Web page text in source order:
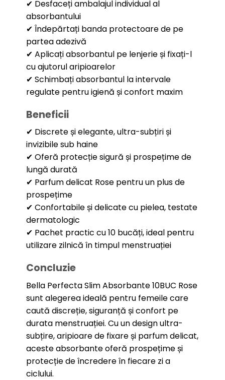
✔ Desfaceți ambalajul individual al
absorbantului
✔ Îndepărtați banda protectoare de pe
partea adezivă
✔ Aplicați absorbantul pe lenjerie și fixați-l
cu ajutorul aripioarelor
✔ Schimbați absorbantul la intervale
regulate pentru igienă și confort maxim
Beneficii
✔ Discrete și elegante, ultra-subțiri și
invizibile sub haine
✔ Oferă protecție sigură și prospețime de
lungă durată
✔ Parfum delicat Rose pentru un plus de
prospețime
✔ Confortabile și delicate cu pielea, testate
dermatologic
✔ Pachet practic cu 10 bucăți, ideal pentru
utilizare zilnică în timpul menstruației
Concluzie
Bella Perfecta Slim Absorbante 10BUC Rose
sunt alegerea ideală pentru femeile care
caută discreție, siguranță și confort pe
durata menstruației. Cu un design ultra-
subțire, aripioare de fixare și parfum delicat,
aceste absorbante oferă prospețime și
protecție de încredere în fiecare zi a
ciclului.